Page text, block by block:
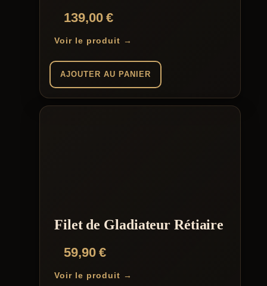
139,00€
Voir le produit →
AJOUTER AU PANIER
Filet de Gladiateur Rétiaire
59,90€
Voir le produit →